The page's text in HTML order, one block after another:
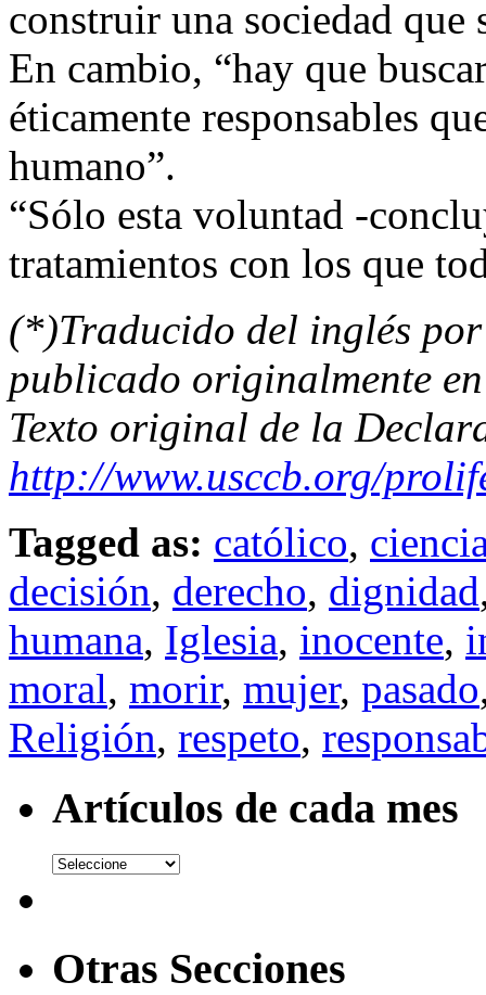
construir una sociedad que
En cambio, “hay que
éticamente responsables
humano”.
“Sólo esta voluntad -
tratamientos con los que
(*)Traducido del inglés
publicado originalmente
Texto original de la
http://www.usccb.org/
Tagged as: católico,
decisión, derecho, dignidad
humana, Iglesia, inocente,
moral, morir, mujer, pasado
Religión, respeto,
Artículos de cada mes
Otras Secciones